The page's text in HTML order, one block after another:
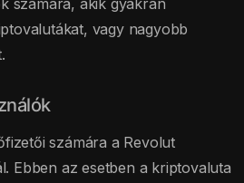
számára, akik gyakran
vagy nagyobb
számára a Revolut
Ebben az esetben a kriptovaluta